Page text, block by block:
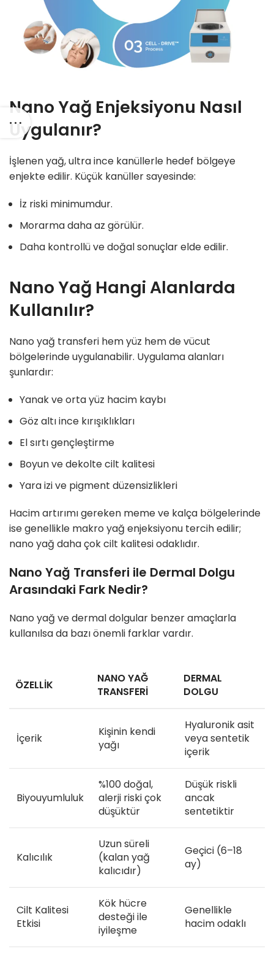
Nano Yağ Enjeksiyonu Nasıl
Uygulanır?
İşlenen yağ, ultra ince kanüllerle hedef bölgeye
enjekte edilir. Küçük kanüller sayesinde:
İz riski minimumdur.
Morarma daha az görülür.
Daha kontrollü ve doğal sonuçlar elde edilir.
Nano Yağ Hangi Alanlarda
Kullanılır?
Nano yağ transferi hem yüz hem de vücut
bölgelerinde uygulanabilir. Uygulama alanları
şunlardır:
Yanak ve orta yüz hacim kaybı
Göz altı ince kırışıklıkları
El sırtı gençleştirme
Boyun ve dekolte cilt kalitesi
Yara izi ve pigment düzensizlikleri
Hacim artırımı gereken meme ve kalça bölgelerinde
ise genellikle makro yağ enjeksiyonu tercih edilir;
nano yağ daha çok cilt kalitesi odaklıdır.
Nano Yağ Transferi ile Dermal Dolgu
Arasındaki Fark Nedir?
Nano yağ ve dermal dolgular benzer amaçlarla
kullanılsa da bazı önemli farklar vardır.
ÖZELLIK
NANO YAĞ
TRANSFERI
DERMAL
DOLGU
İçerik
Kişinin kendi
yağı
Hyaluronik asit
veya sentetik
içerik
Biyouyumluluk
%100 doğal,
alerji riski çok
düşüktür
Düşük riskli
ancak
sentetiktir
Kalıcılık
Uzun süreli
(kalan yağ
kalıcıdır)
Geçici (6–18
ay)
Cilt Kalitesi
Etkisi
Kök hücre
desteği ile
iyileşme
Genellikle
hacim odaklı